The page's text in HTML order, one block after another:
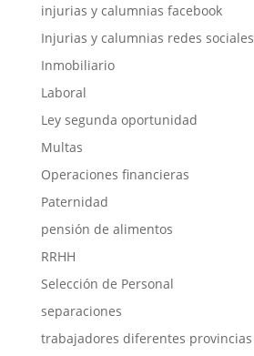
injurias y calumnias facebook
Injurias y calumnias redes sociales
Inmobiliario
Laboral
Ley segunda oportunidad
Multas
Operaciones financieras
Paternidad
pensión de alimentos
RRHH
Selección de Personal
separaciones
trabajadores diferentes provincias